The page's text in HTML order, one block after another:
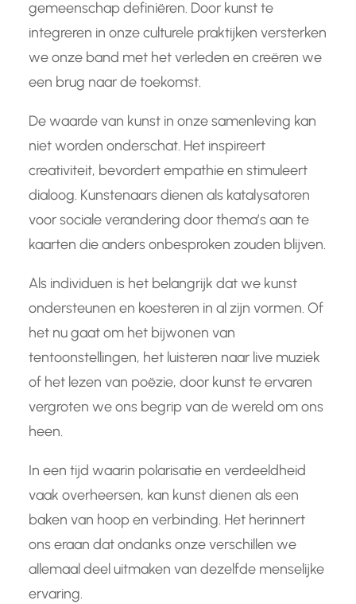
gemeenschap definiëren. Door kunst te
integreren in onze culturele praktijken versterken
we onze band met het verleden en creëren we
een brug naar de toekomst.
De waarde van kunst in onze samenleving kan
niet worden onderschat. Het inspireert
creativiteit, bevordert empathie en stimuleert
dialoog. Kunstenaars dienen als katalysatoren
voor sociale verandering door thema’s aan te
kaarten die anders onbesproken zouden blijven.
Als individuen is het belangrijk dat we kunst
ondersteunen en koesteren in al zijn vormen. Of
het nu gaat om het bijwonen van
tentoonstellingen, het luisteren naar live muziek
of het lezen van poëzie, door kunst te ervaren
vergroten we ons begrip van de wereld om ons
heen.
In een tijd waarin polarisatie en verdeeldheid
vaak overheersen, kan kunst dienen als een
baken van hoop en verbinding. Het herinnert
ons eraan dat ondanks onze verschillen we
allemaal deel uitmaken van dezelfde menselijke
ervaring.